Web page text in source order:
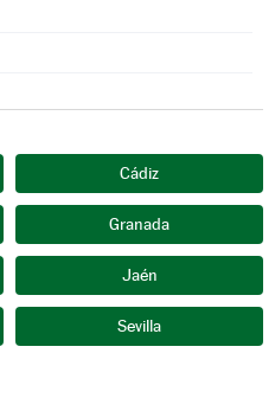
Cádiz
Granada
Jaén
Sevilla